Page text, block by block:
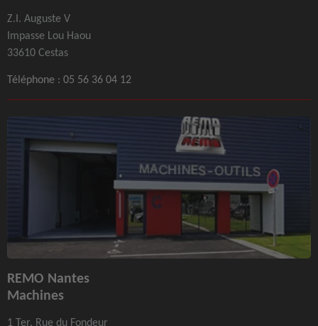
Z.I. Auguste V
Impasse Lou Haou
33610 Cestas
Téléphone : 05 56 36 04 12
REMO Nantes
Machines
1 Ter, Rue du Fondeur